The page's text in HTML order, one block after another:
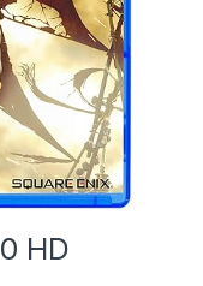
HD